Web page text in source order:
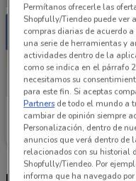
Costco
Caduca el 06/09 2.2
Permítanos ofrecerle las
Shopfully/Tiendeo puede ver
compras diarias de acuerdo a
una serie de herramientas y
actividades dentro de la
como se indica en el párrafo
necesitamos su
para este fin. Si aceptas
Partners de todo el mundo a
cambiar de opinión siempre
Personalización, dentro de
anuncios que verá dentro
relacionados con su historial
Shopfully/Tiendeo. Por
informa que ha navegado